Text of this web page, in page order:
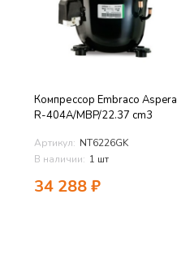
Компрессор Embraco Aspera
R-404A/MBP/22.37 cm3
Артикул: NT6226GK
В наличии: 1 шт
34 288₽